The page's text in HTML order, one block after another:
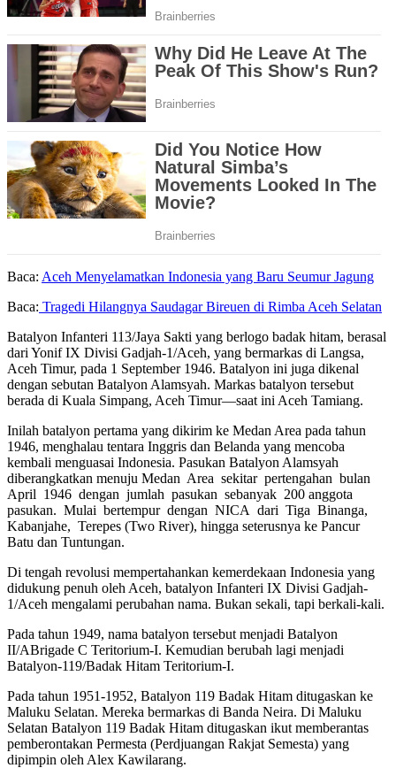
Baca: Aceh Menyelamatkan Indonesia yang Baru Seumur Jagung
Baca: Tragedi Hilangnya Saudagar Bireuen di Rimba Aceh Selatan
Batalyon Infanteri 113/Jaya Sakti yang berlogo badak hitam, berasal
dari Yonif IX Divisi Gadjah-1/Aceh, yang bermarkas di Langsa,
Aceh Timur, pada 1 September 1946. Batalyon ini juga dikenal
dengan sebutan Batalyon Alamsyah. Markas batalyon tersebut
berada di Kuala Simpang, Aceh Timur—saat ini Aceh Tamiang.
Inilah batalyon pertama yang dikirim ke Medan Area pada tahun
1946, menghalau tentara Inggris dan Belanda yang mencoba
kembali menguasai Indonesia. Pasukan Batalyon Alamsyah
diberangkatkan menuju Medan Area sekitar pertengahan bulan
April 1946 dengan jumlah pasukan sebanyak 200 anggota
pasukan. Mulai bertempur dengan NICA dari Tiga Binanga,
Kabanjahe, Terepes (Two River), hingga seterusnya ke Pancur
Batu dan Tuntungan.
Di tengah revolusi mempertahankan kemerdekaan Indonesia yang
didukung penuh oleh Aceh, batalyon Infanteri IX Divisi Gadjah-
1/Aceh mengalami perubahan nama. Bukan sekali, tapi berkali-kali.
Pada tahun 1949, nama batalyon tersebut menjadi Batalyon
II/ABrigade C Teritorium-I. Kemudian berubah lagi menjadi
Batalyon-119/Badak Hitam Teritorium-I.
Pada tahun 1951-1952, Batalyon 119 Badak Hitam ditugaskan ke
Maluku Selatan. Mereka bermarkas di Banda Neira. Di Maluku
Selatan Batalyon 119 Badak Hitam ditugaskan ikut memberantas
pemberontakan Permesta (Perdjuangan Rakjat Semesta) yang
dipimpin oleh Alex Kawilarang.